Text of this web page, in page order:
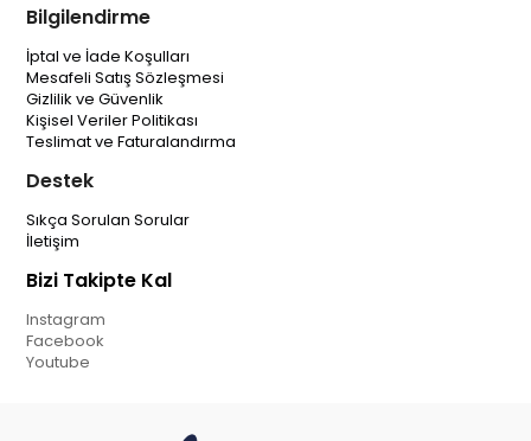
Bilgilendirme
İptal ve İade Koşulları
Mesafeli Satış Sözleşmesi
Gizlilik ve Güvenlik
Kişisel Veriler Politikası
Teslimat ve Faturalandırma
Destek
Sıkça Sorulan Sorular
İletişim
Bizi Takipte Kal
Instagram
Facebook
Youtube